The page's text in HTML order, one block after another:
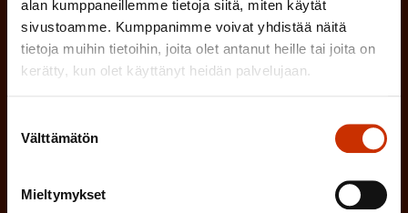
alan kumppaneillemme tietoja siitä, miten käytät
sivustoamme. Kumppanimme voivat yhdistää näitä
tietoja muihin tietoihin, joita olet antanut heille tai joita on
kerätty, kun olet käyttänyt heidän palvelujaan.
valinta
Välttämätön
Mieltymykset
l
n
l